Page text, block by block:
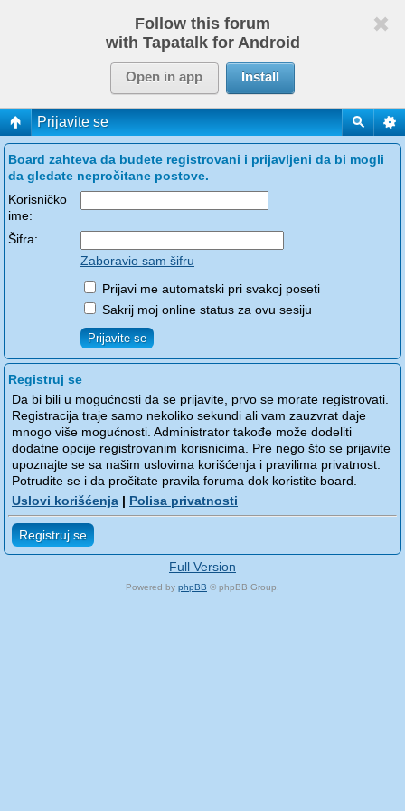
Follow this forum
with Tapatalk for Android
Open in app Install
Prijavite se
Board zahteva da budete registrovani i prijavljeni da bi mogli
da gledate nepročitane postove.
Korisničko
ime:
Šifra:
Zaboravio sam šifru
Prijavi me automatski pri svakoj poseti
Sakrij moj online status za ovu sesiju
Registruj se
Da bi bili u mogućnosti da se prijavite, prvo se morate registrovati.
Registracija traje samo nekoliko sekundi ali vam zauzvrat daje
mnogo više mogućnosti. Administrator takođe može dodeliti
dodatne opcije registrovanim korisnicima. Pre nego što se prijavite
upoznajte se sa našim uslovima korišćenja i pravilima privatnost.
Potrudite se i da pročitate pravila foruma dok koristite board.
Uslovi korišćenja | Polisa privatnosti
Registruj se
Full Version
Powered by phpBB © phpBB Group.